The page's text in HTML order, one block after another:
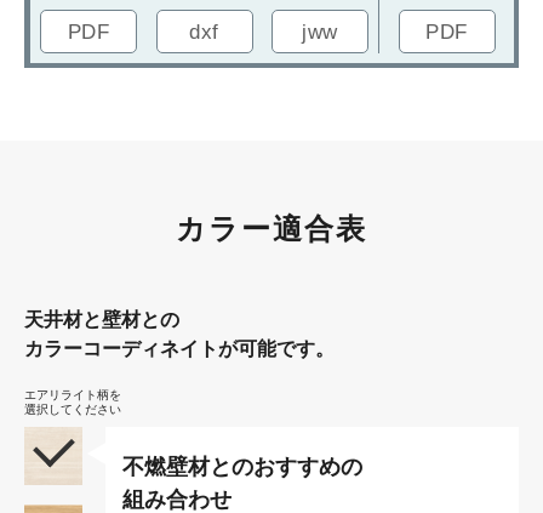
PDF dxf jww PDF
カラー適合表
天井材と壁材との
カラーコーディネイトが可能です。
不燃壁材とのおすすめの
組み合わせ